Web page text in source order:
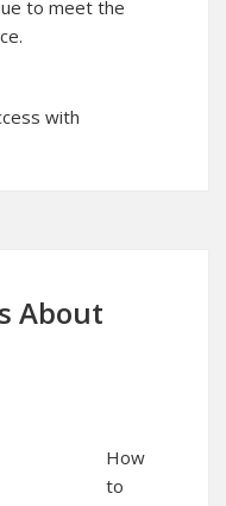
to meet the
with
About
How
to